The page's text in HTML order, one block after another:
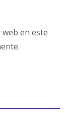
en este